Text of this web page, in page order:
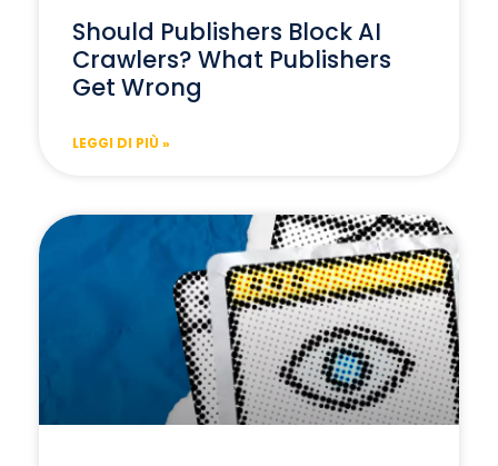
Should Publishers Block AI
Crawlers? What Publishers
Get Wrong
LEGGI DI PIÙ »